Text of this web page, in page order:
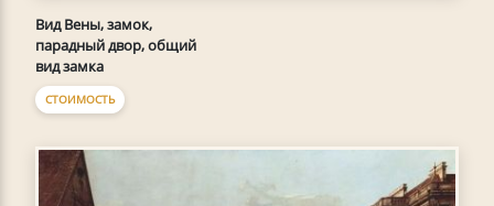
Вид Вены, замок,
парадный двор, общий
вид замка
СТОИМОСТЬ